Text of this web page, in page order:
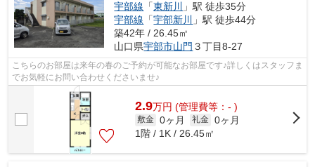
宇部線 「東新川
」駅 徒歩35分
宇部線 「宇部新川
」駅 徒歩44分
築42年 / 26.45㎡
山口県宇部市山門 ３丁目8-27
こちらのお部屋は来年の春のご予約が可能なお部屋です♪詳しくはスタッフま
でお気軽にお問い合わせくださいませ♪
2.9万円 (管理費等：- )
敷金 0ヶ月 礼金 0ヶ月
1階 / 1K / 26.45㎡